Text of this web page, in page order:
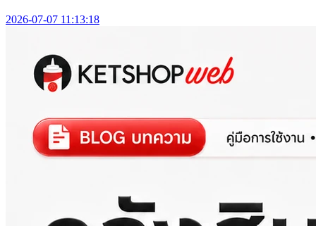
2026-07-07 11:13:18